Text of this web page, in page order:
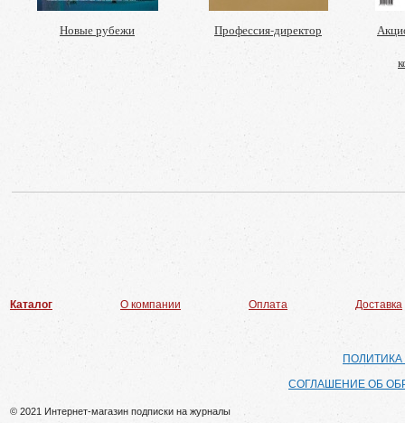
Новые рубежи Профессия-директор
Каталог О компании Оплата Доставка
СОГЛАШЕНИЕ ОБ
© 2021 Интернет-магазин подписки на журналы